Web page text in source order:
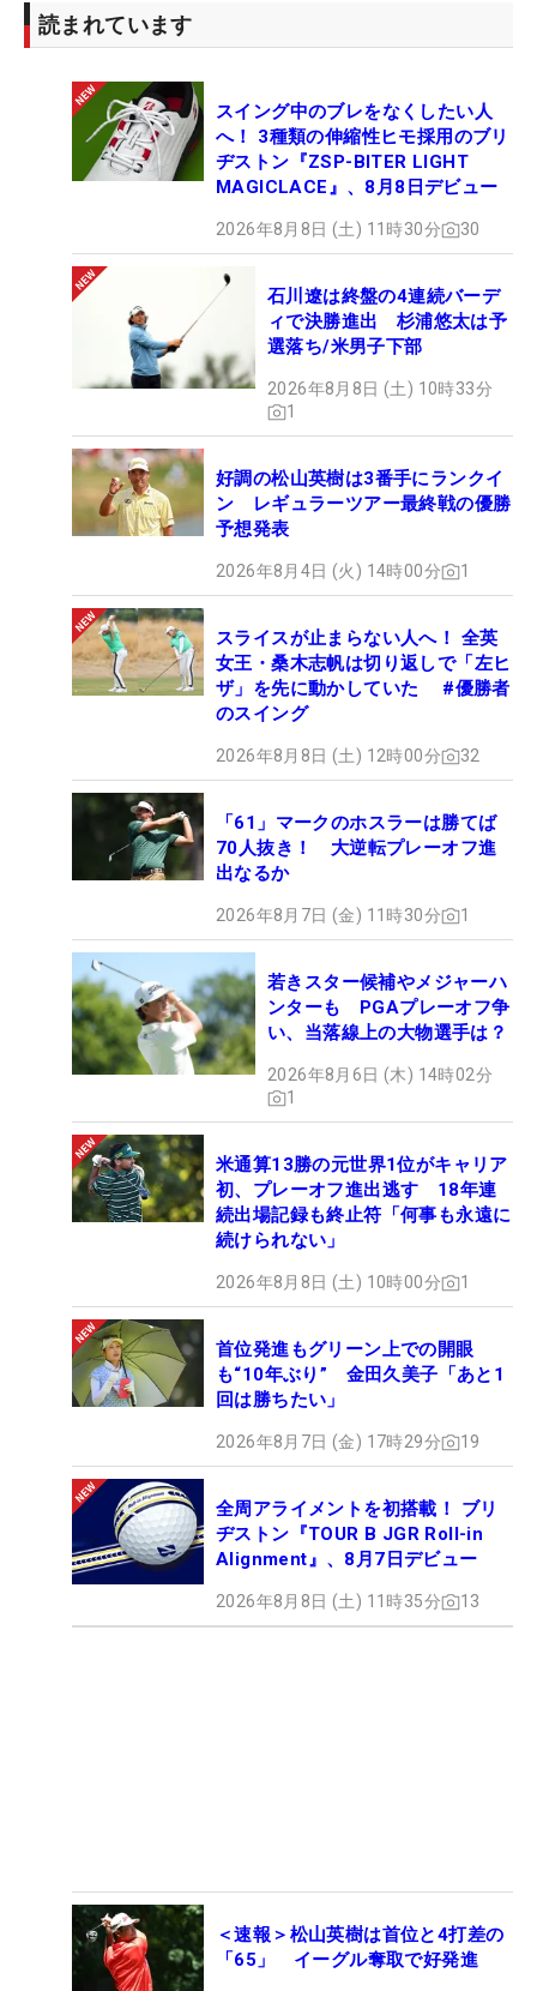
読まれています
スイング中のブレをなくしたい人
へ！ 3種類の伸縮性ヒモ採用のブリ
ヂストン『ZSP-BITER LIGHT
MAGICLACE』、8月8日デビュー
2026年8月8日 (土) 11時30分 30
石川遼は終盤の4連続バーデ
ィで決勝進出 杉浦悠太は予
選落ち/米男子下部
2026年8月8日 (土) 10時33分
1
好調の松山英樹は3番手にランクイ
ン レギュラーツアー最終戦の優勝
予想発表
2026年8月4日 (火) 14時00分 1
スライスが止まらない人へ！ 全英
女王・桑木志帆は切り返しで「左ヒ
ザ」を先に動かしていた #優勝者
のスイング
2026年8月8日 (土) 12時00分 32
「61」マークのホスラーは勝てば
70人抜き！ 大逆転プレーオフ進
出なるか
2026年8月7日 (金) 11時30分 1
若きスター候補やメジャーハ
ンターも PGAプレーオフ争
い、当落線上の大物選手は？
2026年8月6日 (木) 14時02分
1
米通算13勝の元世界1位がキャリア
初、プレーオフ進出逃す 18年連
続出場記録も終止符「何事も永遠に
続けられない」
2026年8月8日 (土) 10時00分 1
首位発進もグリーン上での開眼
も“10年ぶり” 金田久美子「あと1
回は勝ちたい」
2026年8月7日 (金) 17時29分 19
全周アライメントを初搭載！ ブリ
ヂストン『TOUR B JGR Roll-in
Alignment』、8月7日デビュー
2026年8月8日 (土) 11時35分 13
＜速報＞松山英樹は首位と4打差の
「65」 イーグル奪取で好発進